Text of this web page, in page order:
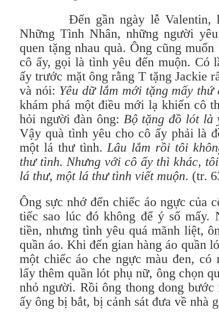
Đến gần ngày lễ Valentin, lễ
Những Tình Nhân, những người
quen tặng nhau quà. Ông cũng
cô ấy, gọi là tình yêu đến muộn. Có
ấy trước mặt ông rằng T tặng Jackie
và nói: Yêu dữ lắm mới tặng mấy thứ
khám phá một điều mới lạ khiến cô
hỏi người đàn ông: Bộ tặng đồ lót là
Vậy quà tình yêu cho cô ấy phải là
một lá thư tình.Lâu lắm rồi tôi
thư tình. Nhưng với cô ấy thì khác,
lá thư, một lá thư tình viết muộn. (tr.
Ông sực nhớ đến chiếc áo ngực của
tiếc sao lúc đó không để ý số mấy.
tiền, nhưng tình yêu quá mãnh liệt,
quần áo. Khi đến gian hàng áo quần
một chiếc áo che ngực màu đen,
lấy thêm quần lót phụ nữ, ông chọn
nhỏ người. Rồi ông thong dong
ấy ông bị bắt, bị cảnh sát đưa về nhà